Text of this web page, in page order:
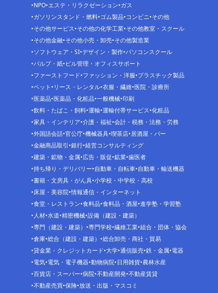
NPO エステ・リラクゼーション ガス
ガソリンスタンド・燃料 ゴム製品 コンビニ その他
その他サービス その他の化学工業 その他教室・スクール
その他金融 その他小売・卸売 その他製造業
ソフトウェア・SI デザイン・製作 パソコンスクール
パルプ・紙 ビル管理・オフィスサポート
ファーストフード ファッション・洋服 プラスチック製品
ペット リース・レンタル 衣服・繊維 医院・診療所
医薬品 医薬品・化粧品 一般機械 印刷
飲料・たばこ・飼料 運輸 運輸付帯サービス 化粧品
家具・インテリア 介護・福祉 会計・税務・法務・労務
外国語会話 官公庁 機械器具 喫茶店 居酒屋・バー
金融商品取引 銀行 経営コンサルティング
建築・鉱物・金属 広告・販促 鉱業 歯医者
持ち帰り・デリバリー 自動車・自転車 自動車・輸送機器
書籍・文房具・がん具 小学校・中学校・高校
床屋・美容院 情報通信・インターネット
食堂・レストラン 食料品 食料品・酒屋 進学塾・学習塾
人材 水道 精密機械 設備（建設・建築）
専門（建設・建築）
専門学校 繊維工業 組合・団体・協会
倉庫 総合（建設・建築）
総合卸売・商社・貿易
貸金業・クレジットカード 大学 通信販売 鉄・金属 電器
電気 電気・電子機器 動物病院 日用雑貨 農林水産
百貨店・スーパー 病院 不動産開発 不動産賃貸
不動産売買 保険 放送・出版・マスコミ